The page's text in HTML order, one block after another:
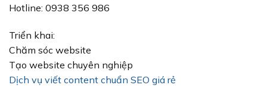
Hotline: 0938 356 986
Triển khai:
Chăm sóc website
Tạo website chuyên nghiệp
Dịch vụ viết content chuẩn SEO giá rẻ